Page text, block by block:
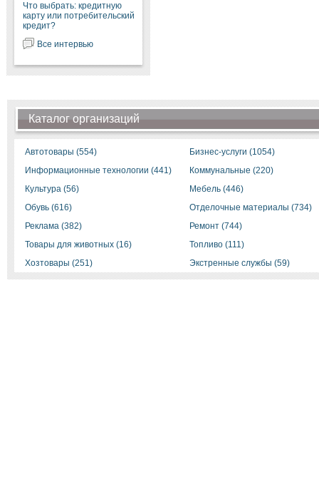
Что выбрать: кредитную
карту или потребительский
кредит?
Все интервью
Каталог организаций
Автотовары (554)
Бизнес-услуги (1054)
Информационные технологии (441)
Коммунальные (220)
Культура (56)
Мебель (446)
Обувь (616)
Отделочные материалы (734)
Реклама (382)
Ремонт (744)
Товары для животных (16)
Топливо (111)
Хозтовары (251)
Экстренные службы (59)